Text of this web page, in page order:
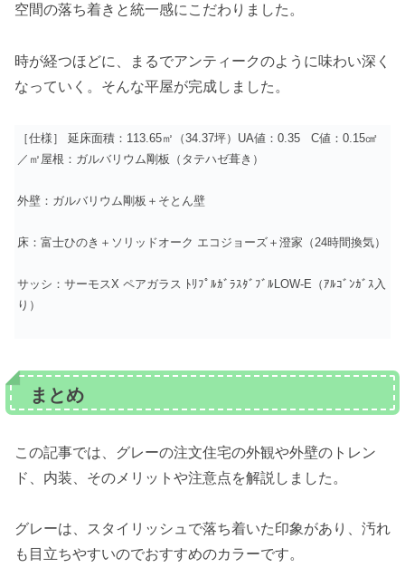
空間の落ち着きと統一感にこだわりました。
時が経つほどに、まるでアンティークのように味わい深く
なっていく。そんな平屋が完成しました。
［仕様］ 延床面積：113.65㎡（34.37坪）UA値：0.35 C値：0.15㎠
／㎡屋根：ガルバリウム剛板（タテハゼ葺き）
外壁：ガルバリウム剛板＋そとん壁
床：富士ひのき＋ソリッドオーク エコジョーズ＋澄家（24時間換気）
サッシ：サーモスX ペアガラス ﾄﾘﾌﾟﾙｶﾞﾗｽﾀﾞﾌﾞﾙLOW-E（ｱﾙｺﾞﾝｶﾞｽ入
り）
まとめ
この記事では、グレーの注文住宅の外観や外壁のトレン
ド、内装、そのメリットや注意点を解説しました。
グレーは、スタイリッシュで落ち着いた印象があり、汚れ
も目立ちやすいのでおすすめのカラーです。